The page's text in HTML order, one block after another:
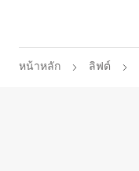
หน้าหลัก ลิฟต์